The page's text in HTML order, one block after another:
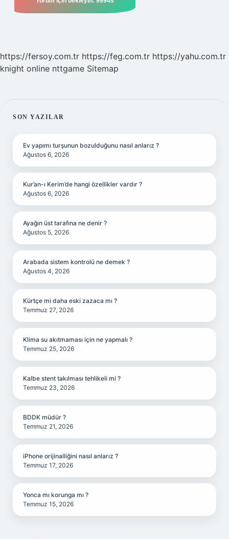
https://fersoy.com.tr https://feg.com.tr https://yahu.com.tr
knight online nttgame Sitemap
SIDEBAR
SON YAZILAR
Ev yapımı turşunun bozulduğunu nasıl anlarız ?
Ağustos 6, 2026
Kur’an-ı Kerim’de hangi özellikler vardır ?
Ağustos 6, 2026
Ayağın üst tarafına ne denir ?
Ağustos 5, 2026
Arabada sistem kontrolü ne demek ?
Ağustos 4, 2026
Kürtçe mi daha eski zazaca mı ?
Temmuz 27, 2026
Klima su akıtmaması için ne yapmalı ?
Temmuz 25, 2026
Kalbe stent takılması tehlikeli mi ?
Temmuz 23, 2026
BDDK müdür ?
Temmuz 21, 2026
iPhone orijinalliğini nasıl anlarız ?
Temmuz 17, 2026
Yonca mı korunga mı ?
Temmuz 15, 2026